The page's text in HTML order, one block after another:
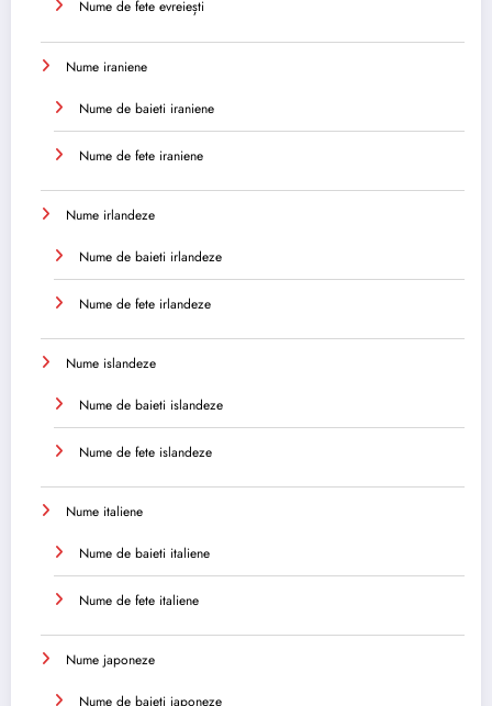
Nume de fete evreiești
Nume iraniene
Nume de baieti iraniene
Nume de fete iraniene
Nume irlandeze
Nume de baieti irlandeze
Nume de fete irlandeze
Nume islandeze
Nume de baieti islandeze
Nume de fete islandeze
Nume italiene
Nume de baieti italiene
Nume de fete italiene
Nume japoneze
Nume de baieti japoneze